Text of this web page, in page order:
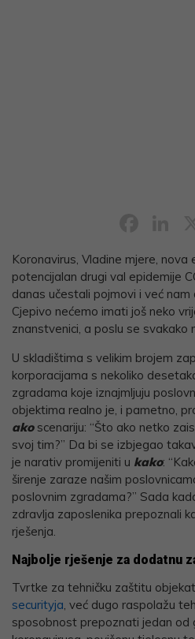
Koronavirus, Vladine mjere, nova
potencijalan drugi val epidemije
danas učestali pojmovi i već nam
Cjepivo nećemo imati još neko
znanstvenici, a poslu se svakako
U skladištima s velikim brojem
korporacijama s nekoliko
zgradama koje iznajmljuju
objektima realno je, i pametno,
akoscenariju: “Što ako netko
svoj tim?” Da bi se izbjegao
je narativ promijeniti u kako:
širenje zaraze našim
poslovnim zgradama?” Sada
zdravlja zaposlenika prepoznali
rješenja.
Najbolje rješenje za dodatnu
Tvrtke za tehničku zaštitu
securityja, već dugo raspolažu
sposobnost prepoznati jedan od